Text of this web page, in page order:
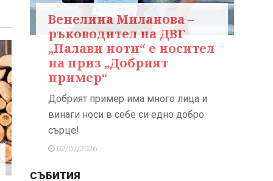
Венелина Миланова –
ръководител на ДВГ
„Палави ноти“ е носител
на приз „Добрият
пример“
Добрият пример има много лица и
винаги носи в себе си едно добро
сърце!
02/07/2026
СЪБИТИЯ